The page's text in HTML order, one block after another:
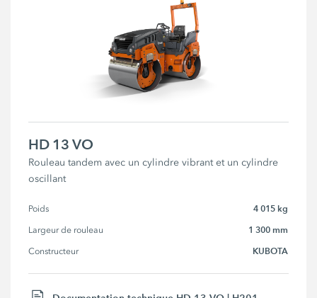
HD 13 VO
Rouleau tandem avec un cylindre vibrant et un cylindre
oscillant
Poids 4 015 kg
Largeur de rouleau 1 300 mm
Constructeur KUBOTA